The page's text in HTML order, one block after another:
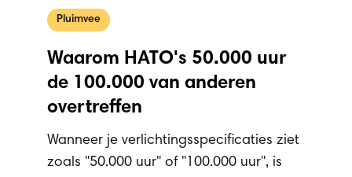
Pluimvee
Waarom HATO's 50.000 uur
de 100.000 van anderen
overtreffen
Wanneer je verlichtingsspecificaties ziet
zoals "50.000 uur" of "100.000 uur", is